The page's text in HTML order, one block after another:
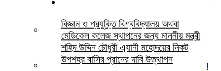
বিজ্ঞান ও প্রযুক্তি বিশ্ববিদ্যালয় অথবা
মেডিকেল কলেজ স্থাপনের জন্য মাননীয় মন্ত্রী
শহিদ উদ্দিন চৌধুরী এ্যানী মহোদয়ের নিকট
উপশহর বাসির প্রানের দাবি উত্থাপন
রহমান পবিত্র ওমরাহ পালনে সৌদি আরব গমন
লক্ষ্মীপুরে জুলাই গণঅভ্যুত্থান দিবস ২০২৬ উপলক্ষ্যে
স্মৃতিস্তম্ভে জেলা পুলিশের পুষ্পস্তবক অর্পণ
লক্ষ্মীপুরের দালাল বাজার ডিগ্রি কলেজ পরিচালনা পর্ষদের